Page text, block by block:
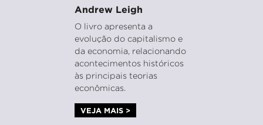
Andrew Leigh
O livro apresenta a
evolução do capitalismo e
da economia, relacionando
acontecimentos históricos
às principais teorias
econômicas.
VEJA MAIS >